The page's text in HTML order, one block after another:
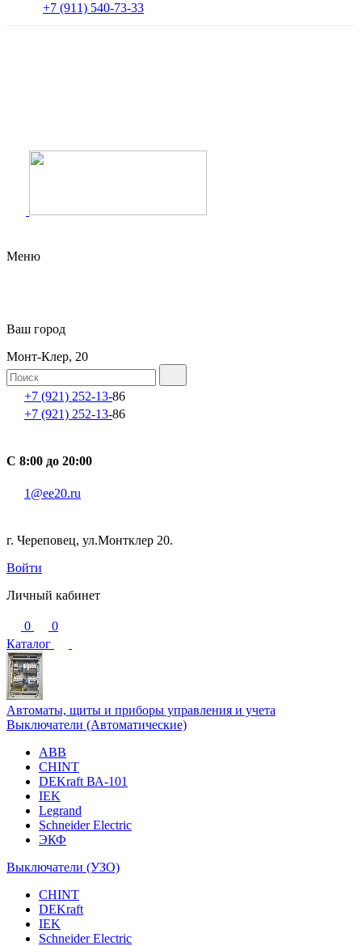
+7 (911) 540-73-33
Меню
Ваш город
Монт-Клер, 20
+7 (921) 252-13-86
+7 (921) 252-13-86
С 8:00 до 20:00
1@ee20.ru
г. Череповец, ул.Монтклер 20.
Войти
Личный кабинет
0
0
Каталог
Автоматы, щиты и приборы управления и учета
Выключатели (Автоматические)
ABB
CHINT
DEKraft ВА-101
IEK
Legrand
Schneider Electric
ЭКФ
Выключатели (УЗО)
CHINT
DEKraft
IEK
Schneider Electric